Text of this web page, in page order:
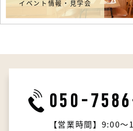
イベント情報・見学会
050-
【営業時間】9:00～